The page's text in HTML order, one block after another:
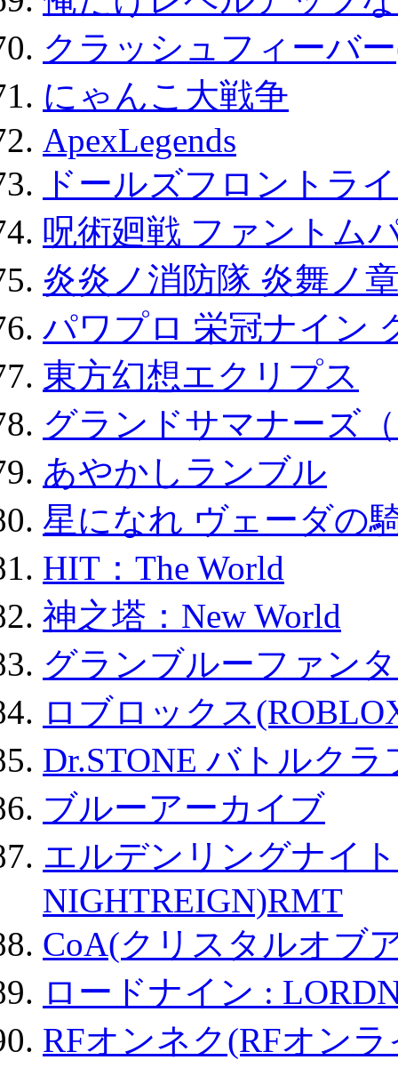
クラッシュフィーバ
にゃんこ大戦争
ApexLegends
ドールズフロントラ
呪術廻戦 ファントム
炎炎ノ消防隊 炎舞ノ
パワプロ 栄冠ナイン
東方幻想エクリプス
グランドサマナーズ
あやかしランブル
星になれ ヴェーダの
HIT：The World
神之塔：New World
グランブルーファン
ロブロックス
Dr.STONE バトルク
ブルーアーカイブ
エルデンリングナイ
NIGHTREIGN)RMT
CoA(クリスタルオブ
ロードナイン :
RFオンネク(RFオン